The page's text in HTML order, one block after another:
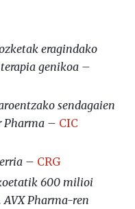
eragindako
genikoa –
sendagaien
Pharma – CIC
– CRG
600 milioi
Pharma-ren